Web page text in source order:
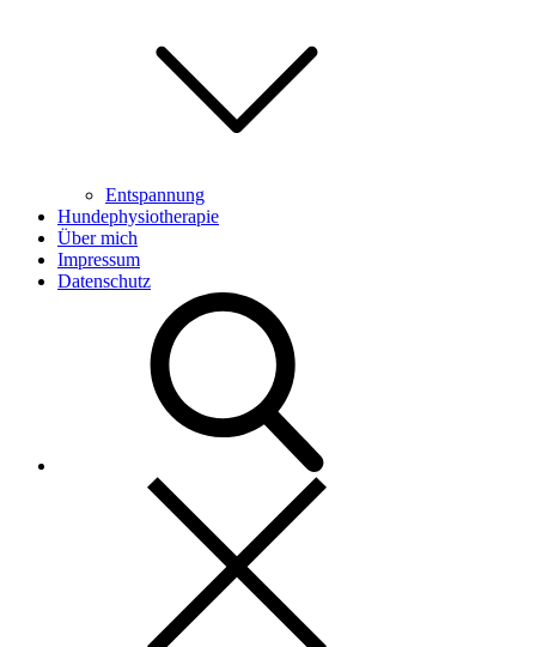
Entspannung
Hundephysiotherapie
Über mich
Impressum
Datenschutz